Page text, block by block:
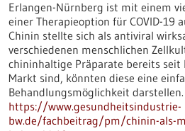
Erlangen-Nürnberg ist mit einem
einer Therapieoption für COVID-19
Chinin stellte sich als antiviral
verschiedenen menschlichen
chininhaltige Präparate bereits seit
Markt sind, könnten diese eine
Behandlungsmöglichkeit darstellen.
https://www.gesundheitsindustrie-
bw.de/fachbeitrag/pm/chinin-als-